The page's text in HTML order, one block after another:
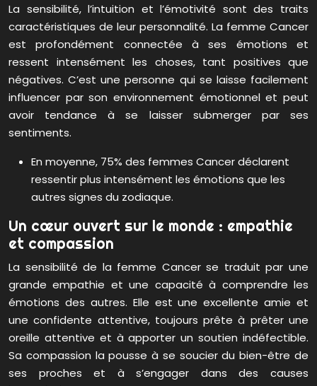
La sensibilité, l’intuition et l’émotivité sont des traits
caractéristiques de leur personnalité. La femme Cancer
est profondément connectée à ses émotions et
ressent intensément les choses, tant positives que
négatives. C’est une personne qui se laisse facilement
influencer par son environnement émotionnel et peut
avoir tendance à se laisser submerger par ses
sentiments.
En moyenne, 75% des femmes Cancer déclarent
ressentir plus intensément les émotions que les
autres signes du zodiaque.
Un cœur ouvert sur le monde : empathie
et compassion
La sensibilité de la femme Cancer se traduit par une
grande empathie et une capacité à comprendre les
émotions des autres. Elle est une excellente amie et
une confidente attentive, toujours prête à prêter une
oreille attentive et à apporter un soutien indéfectible.
Sa compassion la pousse à se soucier du bien-être de
ses proches et à s’engager dans des causes